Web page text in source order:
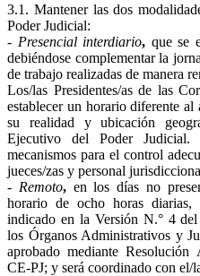
3.1. Mantener las dos
Poder Judicial:
- Presencial interdiario, que se
debiéndose complementar la
de trabajo realizadas de manera
Los/las Presidentes/as de las
establecer un horario diferente al
su realidad y ubicación
Ejecutivo del Poder
mecanismos para el control
jueces/zas y personal
- Remoto,en los días no
horario de ocho horas
indicado en la Versión N.° 4
los Órganos Administrativos y
aprobado mediante
CE-PJ; y será coordinado con el/